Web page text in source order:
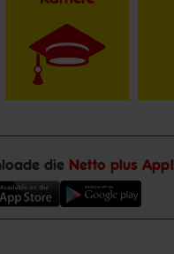
die Netto plus App!